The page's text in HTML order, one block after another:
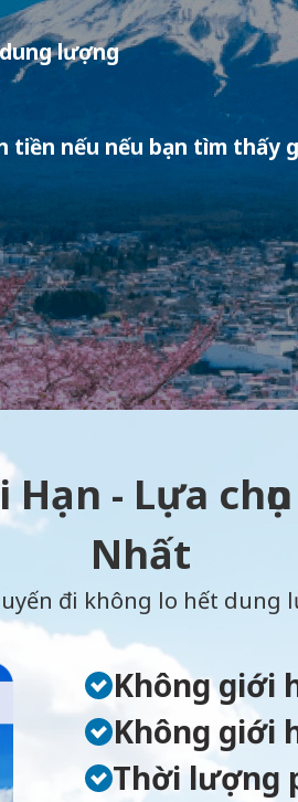
lượng
tiền nếu nếu bạn tìm thấy
- Lựa
Nhất
đi không lo hết dung
Không giới
Không giới
Thời lượng